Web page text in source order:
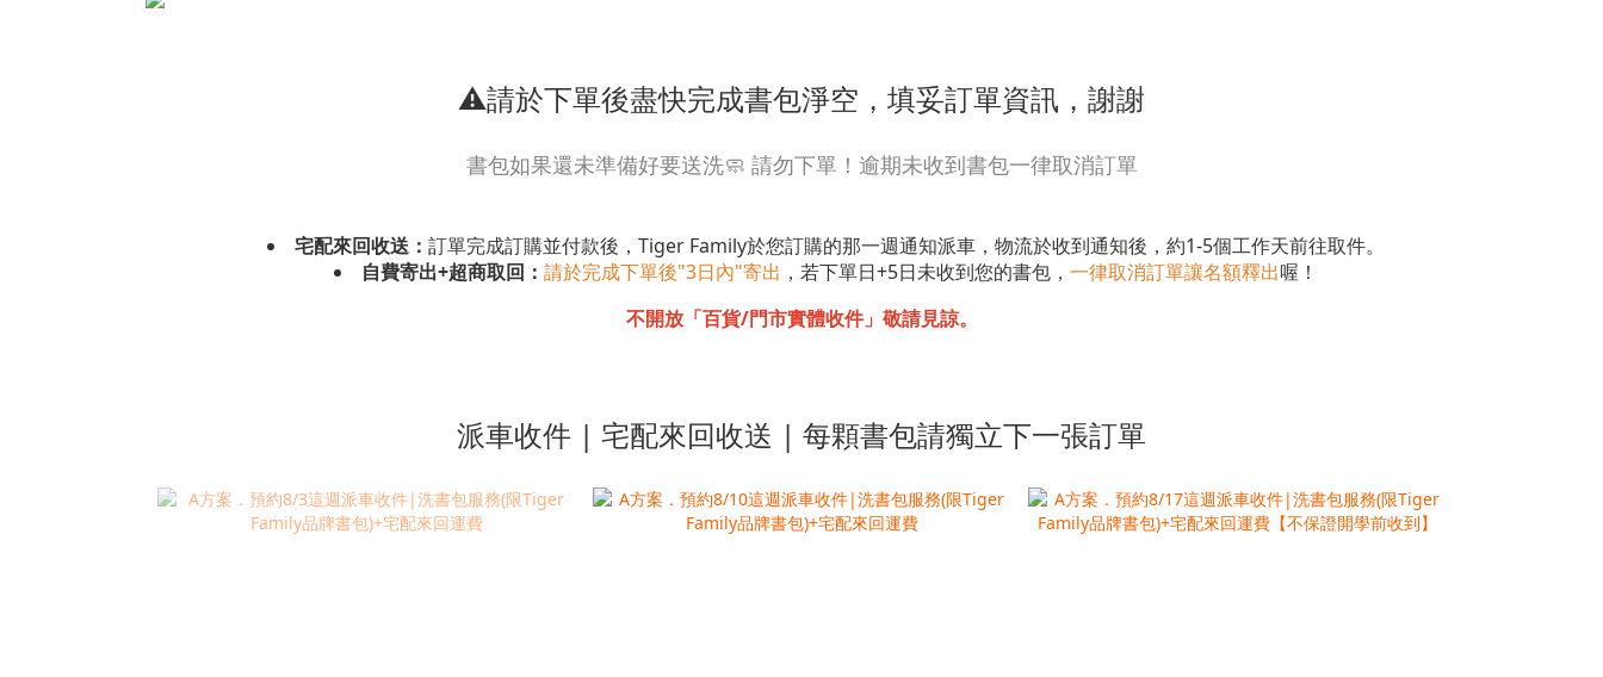
⚠️請於下單後盡快完成書包淨空，填妥訂單資訊，謝謝
書包如果還未準備好要送洗🧼 請勿下單！逾期未收到書包一律取消訂單
宅配來回收送： 訂單完成訂購並付款後，Tiger Family於您訂購的那一週通知派車，物流於收到通知後，約1-5個工作天前往取件。
自費寄出+超商取回： 請於完成下單後"3日內"寄出 ，若下單日+5日未收到您的書包， 一律取消訂單讓名額釋出喔！
不開放「百貨/門市實體收件」敬請見諒。
派車收件 | 宅配來回收送 | 每顆書包請獨立下一張訂單